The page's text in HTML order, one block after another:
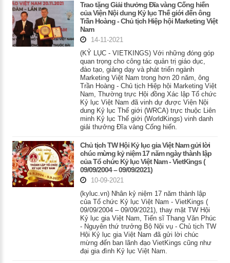
Trao tặng Giải thưởng Đĩa vàng Cống hiến
của Viện Nội dung Kỷ lục Thế giới đến ông
Trần Hoàng - Chủ tịch Hiệp hội Marketing Việt
Nam
14-11-2021
(KỶ LỤC - VIETKINGS) Với những đóng góp
quan trọng cho công tác quản trị giáo dục,
đào tạo, giảng dạy và phát triển ngành
Marketing Việt Nam trong hơn 20 năm, ông
Trần Hoàng - Chủ tịch Hiệp hội Marketing Việt
Nam, Thường trực Hội đồng Xác lập Tổ chức
Kỷ lục Việt Nam đã vinh dự được Viện Nội
dung Kỷ lục Thế giới (WRCA) trực thuộc Liên
minh Kỷ lục Thế giới (WorldKings) vinh danh
giải thưởng Đĩa vàng Cống hiến.
Chủ tịch TW Hội Kỷ lục gia Việt Nam gửi lời
chúc mừng kỷ niệm 17 năm ngày thành lập
của Tổ chức Kỷ lục Việt Nam - VietKings (
09/09/2004 – 09/09/2021)
10-09-2021
(kyluc.vn) Nhân kỷ niệm 17 năm thành lập
của Tổ chức Kỷ lục Việt Nam - VietKings (
09/09/2004 – 09/09/2021), thay mặt TW Hội
Kỷ lục gia Việt Nam, Tiến sĩ Thang Văn Phúc
- Nguyên thứ trưởng Bộ Nội vụ - Chủ tịch TW
Hội Kỷ lục gia Việt Nam đã gửi lời chúc
mừng đến ban lãnh đạo VietKings cũng như
đại gia đình Kỷ lục Việt Nam.